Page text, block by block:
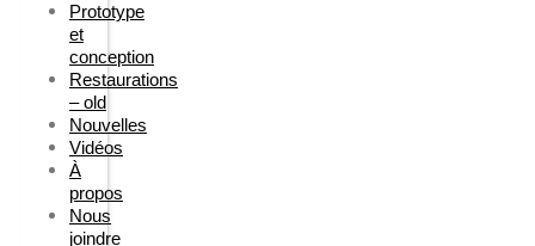
Prototype
et
conception
Restaurations
– old
Nouvelles
Vidéos
À
propos
Nous
joindre